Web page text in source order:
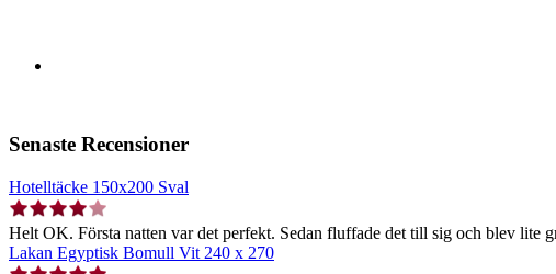
Senaste Recensioner
Hotelltäcke 150x200 Sval
Helt OK. Första natten var det perfekt. Sedan fluffade det till sig och blev lite
Lakan Egyptisk Bomull Vit 240 x 270